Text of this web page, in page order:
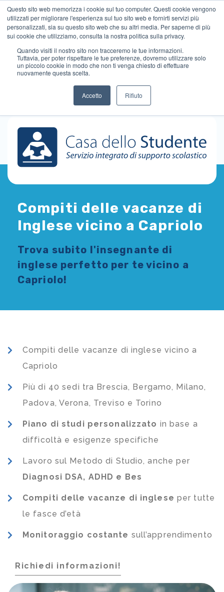
Questo sito web memorizza i cookie sul tuo computer. Questi cookie vengono
utilizzati per migliorare l'esperienza sul tuo sito web e fornirti servizi più
personalizzati, sia su questo sito web che su altri media. Per saperne di più
sui cookie che utilizziamo, consulta la nostra politica sulla privacy.
Quando visiti il ​​nostro sito non tracceremo le tue informazioni.
Tuttavia, per poter rispettare le tue preferenze, dovremo utilizzare solo
un piccolo cookie in modo che non ti venga chiesto di effettuare
nuovamente questa scelta.
Accetto Rifiuto
Compiti delle vacanze di
Inglese vicino a Capriolo
Trova subito l'insegnante di
inglese perfetto per te vicino a
Capriolo!
Compiti delle vacanze di inglese vicino a
Capriolo
Più di 40 sedi tra Brescia, Bergamo, Milano,
Padova, Verona, Treviso e Torino
Piano di studi personalizzato in base a
difficoltà e esigenze specifiche
Lavoro sul Metodo di Studio, anche per
Diagnosi DSA, ADHD e Bes
Compiti delle vacanze di inglese per tutte
le fasce d’età
Monitoraggio costante sull’apprendimento
Richiedi informazioni!